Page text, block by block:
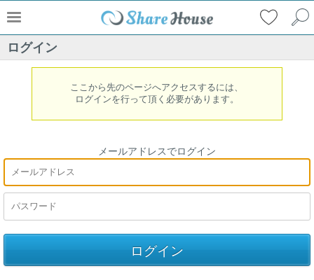
ログイン
ここから先のページへアクセスするには、
ログインを行って頂く必要があります。
メールアドレスでログイン